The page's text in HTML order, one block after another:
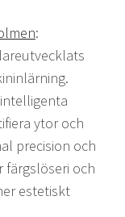
:
ytor och
precision och
färgslöseri och
estetiskt